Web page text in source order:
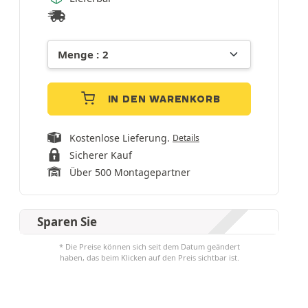
IN DEN WARENKORB
Kostenlose Lieferung. Details
Sicherer Kauf
Über 500 Montagepartner
Sparen Sie
* Die Preise können sich seit dem Datum geändert
haben, das beim Klicken auf den Preis sichtbar ist.